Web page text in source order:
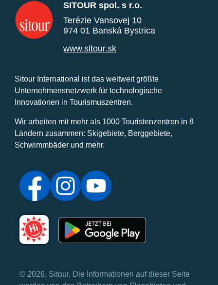
SITOUR spol. s r.o.
Terézie Vansovej 10
974 01 Banská Bystrica
www.sitour.sk
Sitour International ist das weltweit größte
Unternehmensnetzwerk für technologische
Innovationen in Tourismuszentren.
Wir arbeiten mit mehr als 1000 Touristenzentren in 8
Ländern zusammen: Skigebiete, Berggebiete,
Schwimmbäder und mehr.
© 2026, Sitour. Die Informationen auf dieser Seite